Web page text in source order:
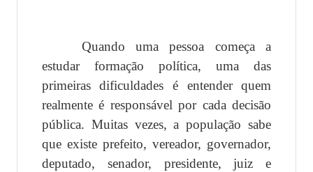
Quando uma pessoa começa a
estudar formação política, uma das
primeiras dificuldades é entender quem
realmente é responsável por cada decisão
pública. Muitas vezes, a população sabe
que existe prefeito, vereador, governador,
deputado, senador, presidente, juiz e